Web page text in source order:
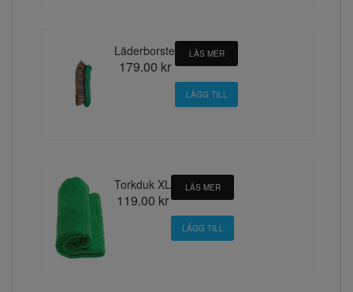
Läderborste
179.00 kr
LÄS MER
Torkduk XL
119.00 kr
LÄS MER